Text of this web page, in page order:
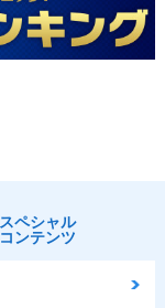
スペシャル
コンテンツ